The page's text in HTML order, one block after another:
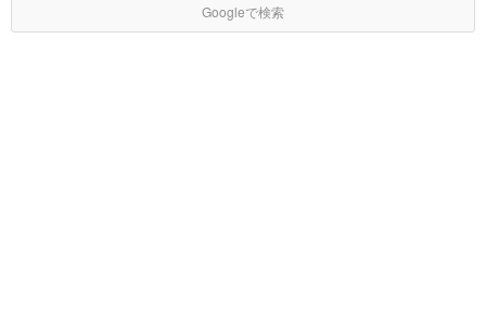
Googleで検索